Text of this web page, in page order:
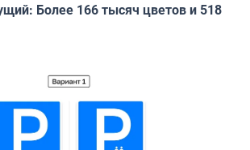
Более 166 тысяч цветов и 518